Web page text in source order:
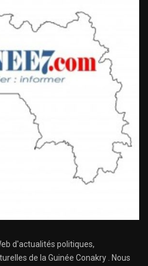
d'actualités politiques,
de la Guinée Conakry . Nous